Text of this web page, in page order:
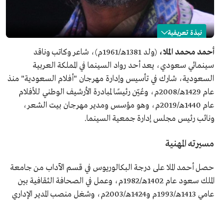
نبذة تعريفية
أحمد الملا
الاسم
أحمد الملا.
تاريخ الميلاد
1961م.
المجال المهني
شاعر، وكاتب، وناقد سينمائي.
المؤهلات العلمية
البكالوريوس من قسم الآداب في جامعة الملك سعود.
عضو مجلس إدارة نادي المنطقة الشرقية الأدبي.
أحمد محمد الملا،
(ولد 1381هـ/1961م)، شاعر وكاتب وناقد
سينمائي سعودي، يعد أحد رواد السينما في المملكة العربية
السعودية، شارك في تأسيس وإدارة مهرجان "أفلام السعودية" منذ
عام 1429هـ/2008م، وعُيّن رئيسًا لمبادرة الأرشيف الوطني للأفلام
عام 1440هـ/2019م، وهو مؤسس ومدير مهرجان بيت الشعر،
ونائب رئيس مجلس إدارة جمعية السينما.
مسيرته المهنية
حصل أحمد الملا على درجة البكالوريوس في قسم الآداب من جامعة
الملك سعود عام 1402هـ/1982م، وعمل في الصحافة الثقافية بين
عامي 1413هـ/1993م و1424هـ/2003م، وشغل منصب المدير الإداري